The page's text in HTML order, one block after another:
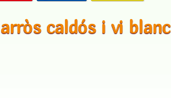
caldós i vi blanc